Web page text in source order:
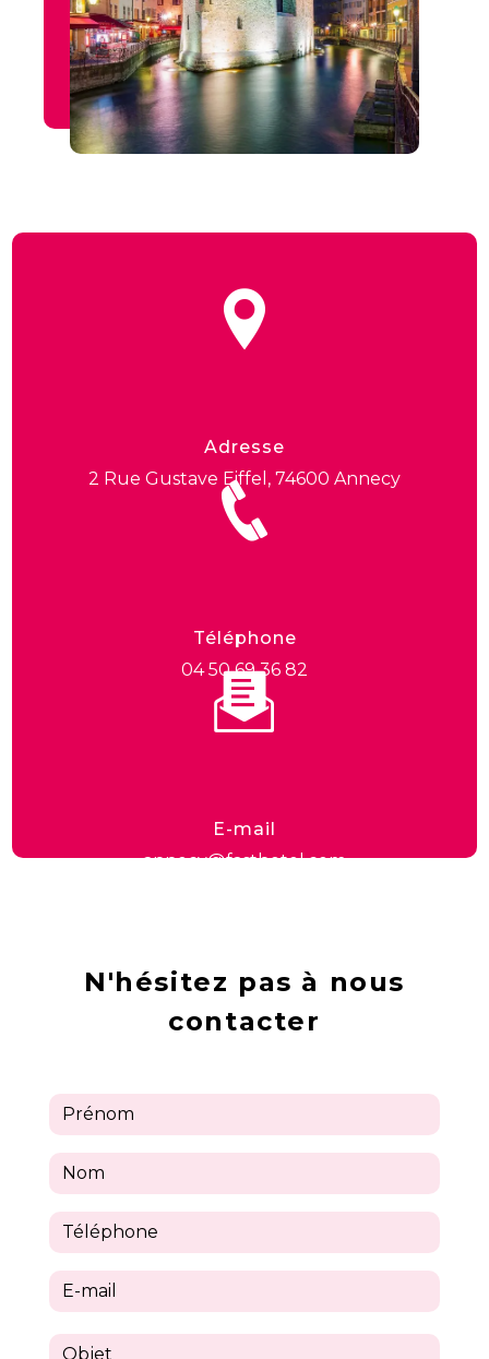
Adresse
2 Rue Gustave Eiffel, 74600 Annecy
Téléphone
04 50 69 36 82
E-mail
annecy@fasthotel.com
N'hésitez pas à nous
contacter